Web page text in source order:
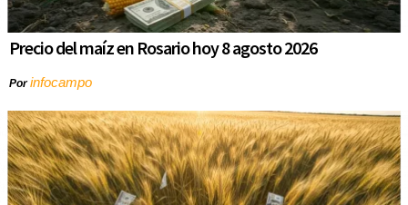
Precio del maíz en Rosario hoy 8 agosto 2026
Porinfocampo